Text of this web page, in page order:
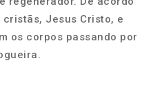
Jesus Cristo, e
os corpos passando por